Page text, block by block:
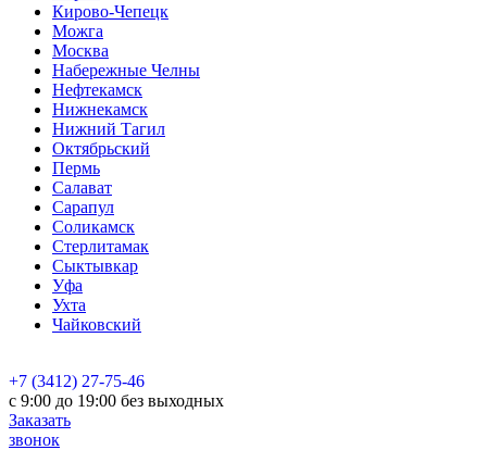
Кирово-Чепецк
Можга
Москва
Набережные Челны
Нефтекамск
Нижнекамск
Нижний Тагил
Октябрьский
Пермь
Салават
Сарапул
Соликамск
Стерлитамак
Сыктывкар
Уфа
Ухта
Чайковский
+7 (3412) 27-75-46
c 9:00 до 19:00 без выходных
Заказать
звонок